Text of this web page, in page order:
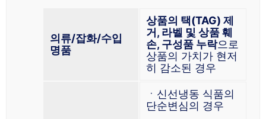
의류/잡화/수입
명품
상품의 택(TAG) 제
거, 라벨 및 상품 훼
손, 구성품 누락으로
상품의 가치가 현저
히 감소된 경우
ㆍ신선냉동 식품의
단순변심의 경우